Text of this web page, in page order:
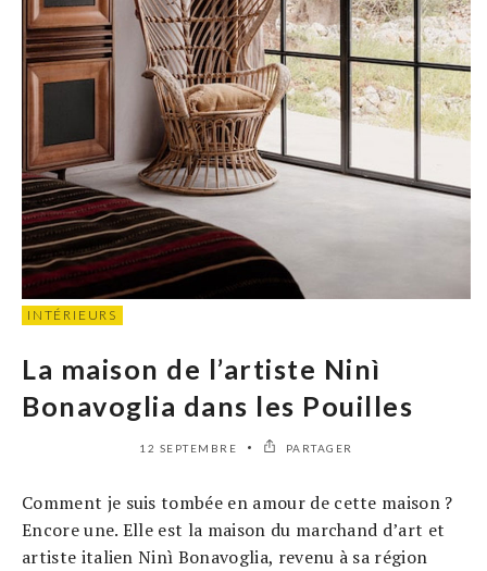
INTÉRIEURS
La maison de l’artiste Ninì
Bonavoglia dans les Pouilles
12 SEPTEMBRE PARTAGER
Comment je suis tombée en amour de cette maison ?
Encore une. Elle est la maison du marchand d’art et
artiste italien Ninì Bonavoglia, revenu à sa région